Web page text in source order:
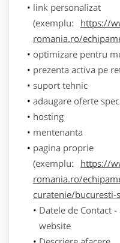
link personalizat
(exemplu:
https://
romania.ro/
optimizare pentru
prezenta activa pe
suport tehnic
adaugare oferte
hosting
mentenanta
pagina proprie
(exemplu:
https://
romania.ro/
curatenie/bucuresti-
Datele de Contact
website